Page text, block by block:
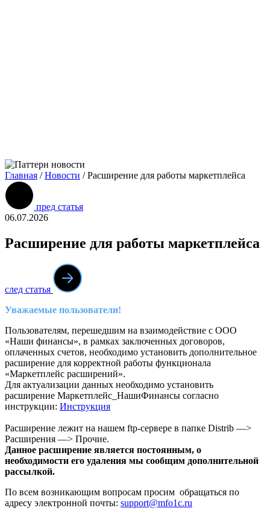
Главная /Новости /Расширение для работы маркетплейса
пред статья
06.07.2026
Расширение для работы маркетплейса
след статья
Уважаемые пользователи!
Пользователям, перешедшим на взаимодействие с ООО
«Наши финансы», в рамках заключенных договоров,
оплаченных счетов, необходимо установить дополнительное
расширение для корректной работы функционала
«Маркетплейс расширений».
Для актуализации данных необходимо установить
расширение Маркетплейс_НашиФинансы согласно
инструкции: Инструкция
Расширение лежит на нашем ftp-сервере в папке Distrib —>
Расширения —> Прочие.
Данное расширение является постоянным, о
необходимости его удаления мы сообщим дополнительной
рассылкой.
По всем возникающим вопросам просим обращаться по
адресу электронной почты: support@mfo1c.ru